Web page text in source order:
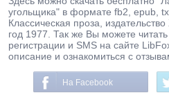
угольщика" в формате fb2, epub,
Классическая проза,
год 1977. Так же Вы можете
регистрации и SMS на сайте
описание и ознакомиться с
На Facebook